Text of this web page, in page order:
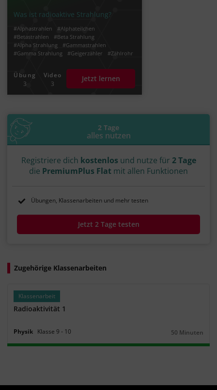
Was ist radioaktive Strahlung?
#Alphastrahlen
#Alphateilchen
#Betastrahlen
#Beta Strahlung
#Alpha Strahlung
#Gammastrahlen
#Gamma Strahlung
#Geigerzähler
#Zählrohr
Übung
3
Video
3
Jetzt lernen
2 Tage
alles nutzen
Registriere dich kostenlos und nutze für 2 Tage
die PremiumPlus Flat mit allen Funktionen
Übungen, Klassenarbeiten und mehr testen
Jetzt 2 Tage testen
Zugehörige Klassenarbeiten
Klassenarbeit
Radioaktivität 1
Physik Klasse 9 ‐ 10
Dauer:
50 Minuten